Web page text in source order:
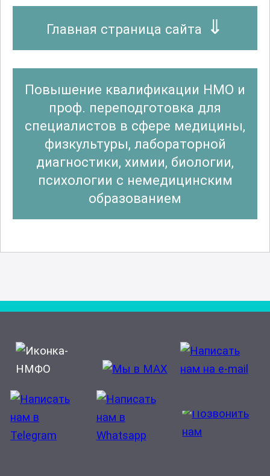
Главная страница сайта
Повышение квалификации НМО и
проф. переподготовка для
специалистов в сфере медицины,
физкультуры, лабораторной
диагностики, химии, биологии,
психологии с немедицинским
образованием